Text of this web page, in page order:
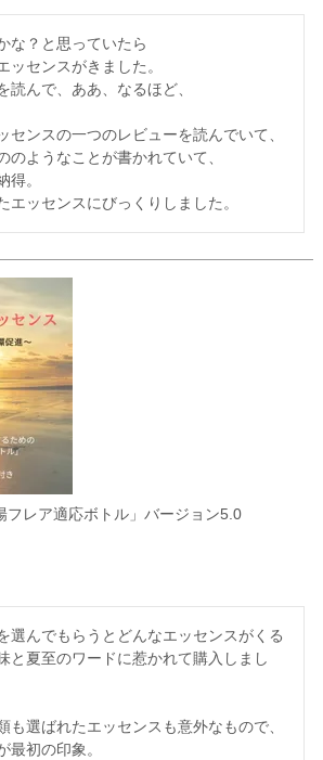
な？と思っていたら
ッセンスがきました。
読んで、ああ、なるほど、
センスの一つのレビューを読んでいて、
のようなことが書かれていて、
得。
フレア適応ボトル」バージョン5.0
選んでもらうとどんなエッセンスがくる
と夏至のワードに惹かれて購入しまし
も選ばれたエッセンスも意外なもので、
最初の印象。